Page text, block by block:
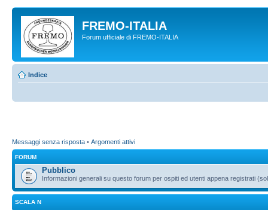
FREMO-ITALIA
Forum ufficiale di FREMO-ITALIA
Indice
Messaggi senza risposta • Argomenti attivi
FORUM
Pubblico
Informazioni generali su questo forum per ospiti ed utenti appena registrati
SCALA N